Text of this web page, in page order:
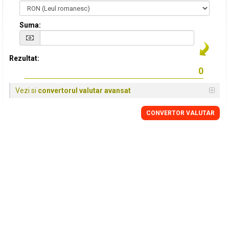
Suma:
Rezultat:
Vezi si convertorul valutar avansat
CONVERTOR VALUTAR